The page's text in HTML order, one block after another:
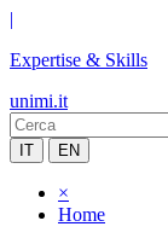
|
Expertise & Skills
unimi.it
IT EN
×
Home